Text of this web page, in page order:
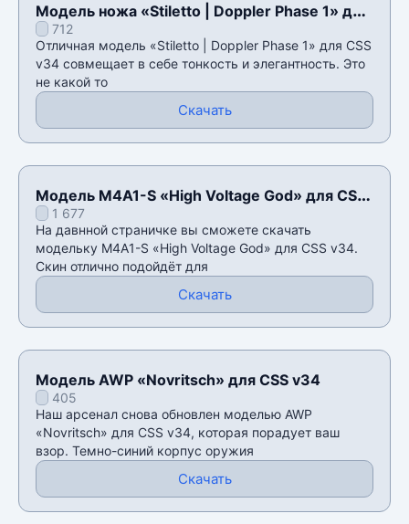
Модель ножа «Stiletto | Doppler Phase 1» для
CSS v34
712
Отличная модель «Stiletto | Doppler Phase 1» для CSS
v34 совмещает в себе тонкость и элегантность. Это
не какой то
Скачать
Модель M4A1-S «High Voltage God» для CSS
v341 677
На давнной страничке вы сможете скачать
модельку M4A1-S «High Voltage God» для CSS v34.
Скин отлично подойдёт для
Скачать
Модель AWP «Novritsch» для CSS v34
405
Наш арсенал снова обновлен моделью AWP
«Novritsch» для CSS v34, которая порадует ваш
взор. Темно-синий корпус оружия
Скачать